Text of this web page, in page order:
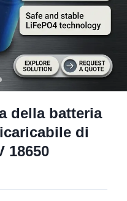
della batteria
di
18650